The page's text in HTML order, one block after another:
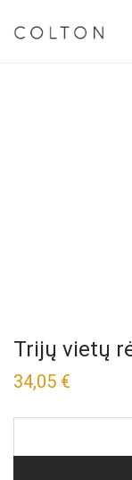
Trijų vietų
34,05 €